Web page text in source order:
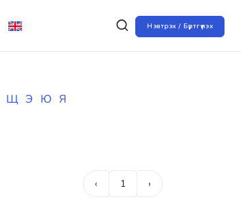
Нэвтрэх / Бүртгүүлэх
Щ Э Ю Я
‹ 1 ›